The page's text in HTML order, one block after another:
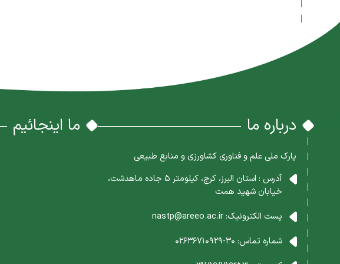
درباره ما
پارک ملی علم و فناوری کشاورزی و منابع طبیعی
آدرس : استان البرز، کرج، کیلومتر 5 جاده ماهدشت،
خیابان شهید همت
پست الکترونیک:nastp@areeo.ac.ir
شماره تماس: 30-02636710929
ما اینجائیم